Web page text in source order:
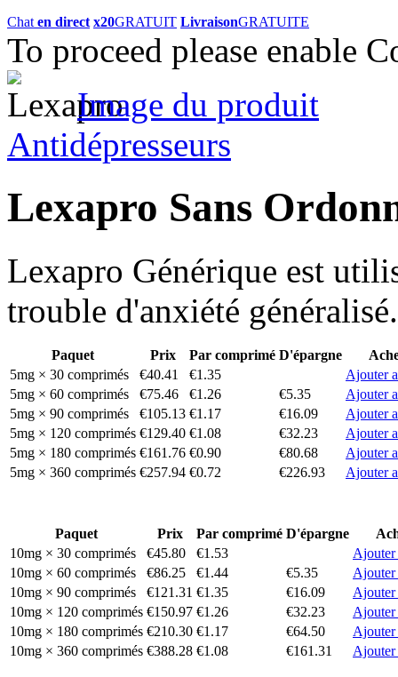
Chat en direct x20GRATUIT LivraisonGRATUITE
To proceed please enable
Image du produit
Antidépresseurs
Lexapro Sans
Lexapro Générique est
trouble d'anxiété généralisé.
Paquet Prix Par comprimé D'épargne
5mg × 30 comprimés
€40.41 €1.35
Ajouter
5mg × 60 comprimés
€75.46 €1.26 €5.35
Ajouter
5mg × 90 comprimés
€105.13 €1.17 €16.09
Ajouter
5mg × 120 comprimés €129.40 €1.08 €32.23
Ajouter
5mg × 180 comprimés €161.76 €0.90 €80.68
Ajouter
5mg × 360 comprimés €257.94 €0.72 €226.93 Ajouter
Paquet Prix Par comprimé D'épargne
10mg × 30 comprimés
€45.80 €1.53
Ajouter
10mg × 60 comprimés
€86.25 €1.44 €5.35
Ajouter
10mg × 90 comprimés
€121.31 €1.35 €16.09
Ajouter
10mg × 120 comprimés €150.97 €1.26 €32.23
Ajouter
10mg × 180 comprimés €210.30 €1.17 €64.50
Ajouter
10mg × 360 comprimés €388.28 €1.08 €161.31 Ajouter